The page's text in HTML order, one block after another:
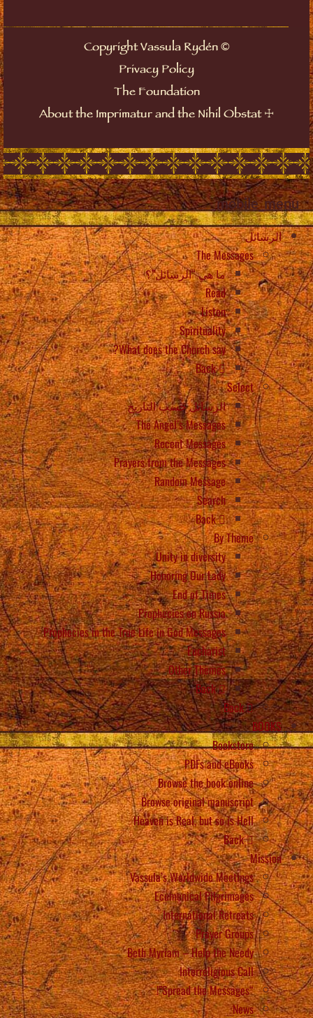
©
Copyright Vassula Rydén
Privacy Policy
The Foundation
☩
About the Imprimatur and the Nihil Obstat
mobile_menu
الرسائل
The Messages
ما هي “الرسائل”؟
Read
Listen
Spirituality
What does the Church say?
Back
Select
الرسائل حسب التاريخ
The Angel’s Messages
Recent Messages
Prayers from the Messages
Random Message
Search
Back
By Theme
Unity in diversity
Honoring Our Lady
End of Times
Prophecies on Russia
Prophecies in the True Life in God Messages
Eucharist
Other Themes
Back
Back
BOOKS
Bookstore
PDFs and eBooks
Browse the book online
Browse original manuscript
Heaven is Real, but so is Hell
Back
Mission
Vassula’s Worldwide Meetings
Ecumenical Pilgrimages
International Retreats
Prayer Groups
Beth Myriam – Help the Needy
Interreligious Call
“Spread the Messages”!
News